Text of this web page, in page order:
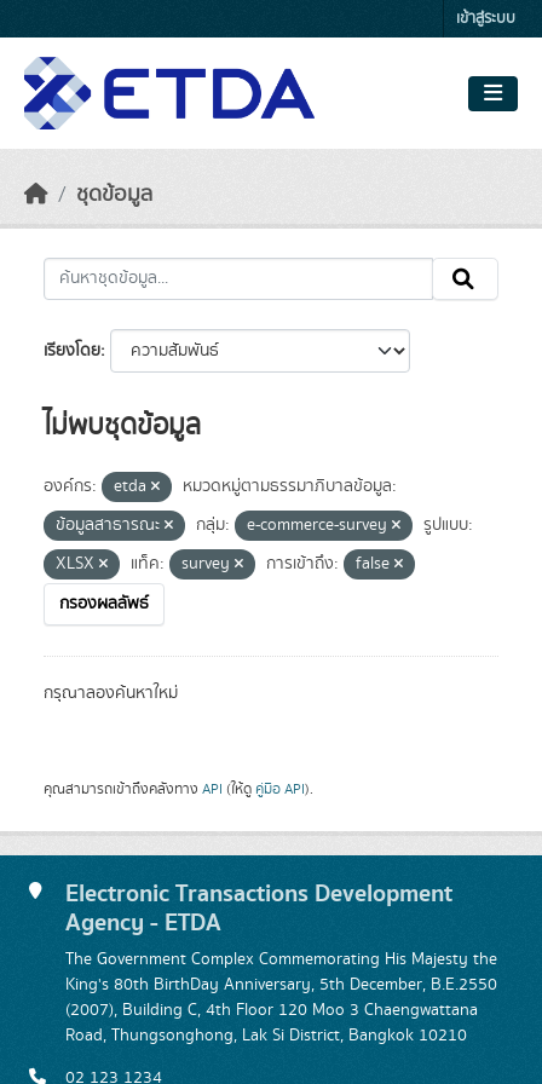
เข้าสู่ระบบ
ชุดข้อมูล
เรียงโดย
ไม่พบชุดข้อมูล
องค์กร: etda
หมวดหมู่ตามธรรมาภิบาลข้อมูล:
ข้อมูลสาธารณะ
กลุ่ม: e-commerce-survey
รูปแบบ:
XLSX
แท็ค: survey การเข้าถึง:
false
กรองผลลัพธ์
กรุณาลองค้นหาใหม่
คุณสามารถเข้าถึงคลังทาง API (ให้ดู คู่มือ API).
Electronic Transactions Development
Agency - ETDA
The Government Complex Commemorating His Majesty the
King's 80th BirthDay Anniversary, 5th December, B.E.2550
(2007), Building C, 4th Floor 120 Moo 3 Chaengwattana
Road, Thungsonghong, Lak Si District, Bangkok 10210
02 123 1234